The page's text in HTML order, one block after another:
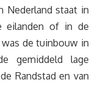
Nederland staat in
eilanden of in de
was de tuinbouw in
gemiddeld lage
Randstad en van